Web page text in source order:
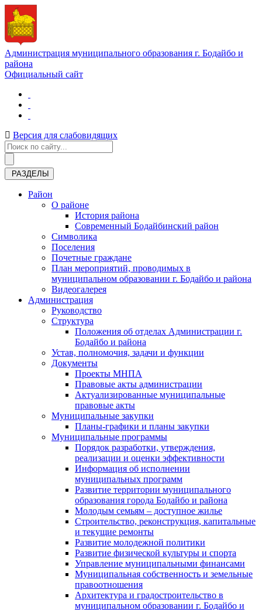
Администрация муниципального образования г. Бодайбо и
района
Официальный сайт
Версия для слабовидящих
РАЗДЕЛЫ
Район
О районе
История района
Современный Бодайбинский район
Символика
Поселения
Почетные граждане
План мероприятий, проводимых в
муниципальном образовании г. Бодайбо и района
Видеогалерея
Администрация
Руководство
Структура
Положения об отделах Администрации г.
Бодайбо и района
Устав, полномочия, задачи и функции
Документы
Проекты МНПА
Правовые акты администрации
Актуализированные муниципальные
правовые акты
Муниципальные закупки
Планы-графики и планы закупки
Муниципальные программы
Порядок разработки, утверждения,
реализации и оценки эффективности
Информация об исполнении
муниципальных программ
Развитие территории муниципального
образования города Бодайбо и района
Молодым семьям – доступное жилье
Строительство, реконструкция, капитальные
и текущие ремонты
Развитие молодежной политики
Развитие физической культуры и спорта
Управление муниципальными финансами
Муниципальная собственность и земельные
правоотношения
Архитектура и градостроительство в
муниципальном образовании г. Бодайбо и